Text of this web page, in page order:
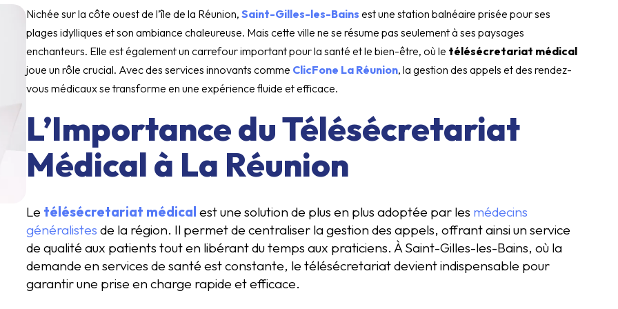
Nichée sur la côte ouest de l’île de la Réunion, Saint-Gilles-les-Bains est une station balnéaire prisée pour ses
plages idylliques et son ambiance chaleureuse. Mais cette ville ne se résume pas seulement à ses paysages
enchanteurs. Elle est également un carrefour important pour la santé et le bien-être, où le télésécretariat médical
joue un rôle crucial. Avec des services innovants comme ClicFone La Réunion, la gestion des appels et des rendez-
vous médicaux se transforme en une expérience fluide et efficace.
L’Importance du Télésécretariat
Médical à La Réunion
Le télésécretariat médical est une solution de plus en plus adoptée par les médecins
généralistes de la région. Il permet de centraliser la gestion des appels, offrant ainsi un service
de qualité aux patients tout en libérant du temps aux praticiens. À Saint-Gilles-les-Bains, où la
demande en services de santé est constante, le télésécretariat devient indispensable pour
garantir une prise en charge rapide et efficace.